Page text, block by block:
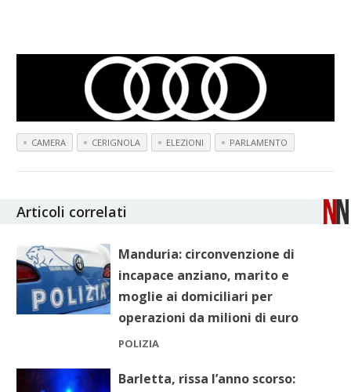
CAMERA CERIGNOLA ELEZIONI PARLAMENTO
Articoli correlati
Manduria: circonvenzione di
incapace anziano, marito e
moglie ai domiciliari per
operazioni da milioni di euro
POLIZIA
Barletta, rissa l’anno scorso: